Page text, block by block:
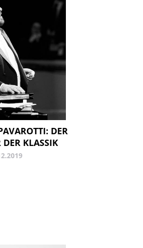
DER
DER KLASSIK